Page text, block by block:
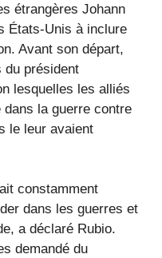
étrangères Johann
États-Unis à inclure
Avant son départ,
du président
lesquelles les alliés
dans la guerre contre
le leur avaient
constamment
dans les guerres et
a déclaré Rubio.
demandé du